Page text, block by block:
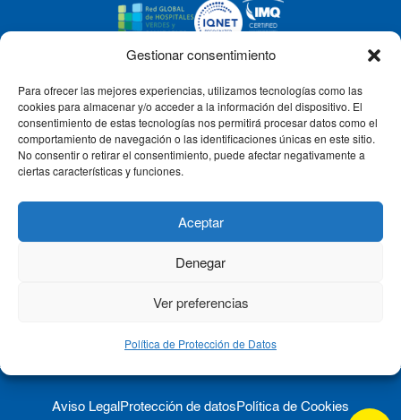
Gestionar consentimiento
Para ofrecer las mejores experiencias, utilizamos tecnologías como las
cookies para almacenar y/o acceder a la información del dispositivo. El
consentimiento de estas tecnologías nos permitirá procesar datos como el
comportamiento de navegación o las identificaciones únicas en este sitio.
No consentir o retirar el consentimiento, puede afectar negativamente a
ciertas características y funciones.
Aceptar
Denegar
Ver preferencias
Política de Protección de Datos
CLÍNICA CEMTRO
QUIÉNES SOMOS
Aviso Legal Protección de datos Política de Cookies